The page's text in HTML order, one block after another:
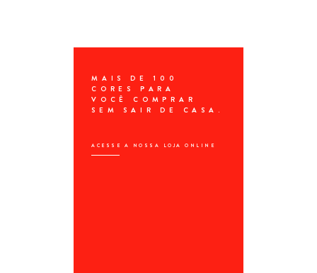
MAIS DE 100
CORES PARA
VOCÊ COMPRAR
SEM SAIR DE CASA.
ACESSE A NOSSA LOJA ONLINE